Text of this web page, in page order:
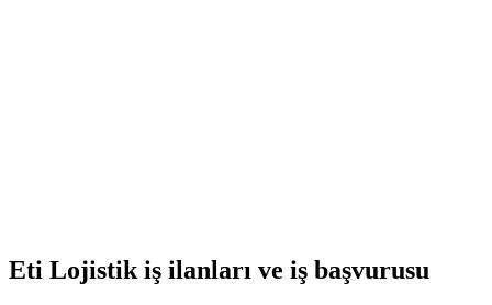
Eti Lojistik iş ilanları ve iş başvurusu